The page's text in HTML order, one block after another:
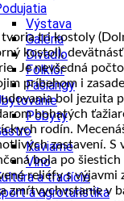
Výstava
Galéria
Divadlo
Folklór
Fašiangy
Pobyty
Kaviarne
Víno
a tradície
a agroturistika
tvoria tri kostoly
kostol),
Je nevšedná
príbehom i
bol jezuita
bohatých
rodín.
zastavení. S
bola po
reliéfy s výjavmi
zmŕtvychvstanie v